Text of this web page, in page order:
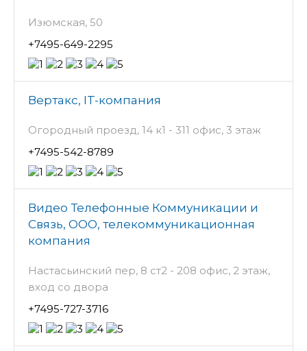
Изюмская, 50
+7495-649-2295
Вертакс, IT-компания
Огородный проезд, 14 к1 - 311 офис, 3 этаж
+7495-542-8789
Видео Телефонные Коммуникации и
Связь, ООО, телекоммуникационная
компания
Настасьинский пер, 8 ст2 - 208 офис, 2 этаж,
вход со двора
+7495-727-3716